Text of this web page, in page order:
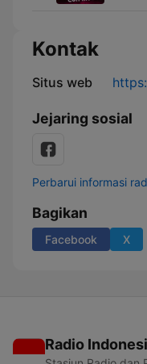
Kontak
Situs web
Jejaring sosial
Perbarui informasi
Bagikan
Facebook X
Radio